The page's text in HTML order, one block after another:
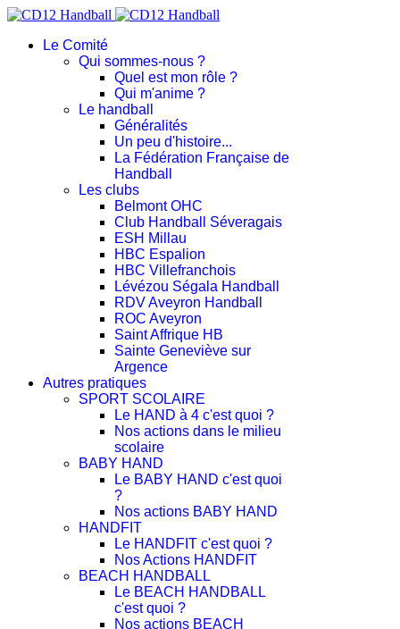
Le Comité
Qui sommes-nous ?
Quel est mon rôle ?
Qui m'anime ?
Le handball
Généralités
Un peu d'histoire...
La Fédération Française de
Handball
Les clubs
Belmont OHC
Club Handball Séveragais
ESH Millau
HBC Espalion
HBC Villefranchois
Lévézou Ségala Handball
RDV Aveyron Handball
ROC Aveyron
Saint Affrique HB
Sainte Geneviève sur
Argence
Autres pratiques
SPORT SCOLAIRE
Le HAND à 4 c'est quoi ?
Nos actions dans le milieu
scolaire
BABY HAND
Le BABY HAND c'est quoi
?
Nos actions BABY HAND
HANDFIT
Le HANDFIT c'est quoi ?
Nos Actions HANDFIT
BEACH HANDBALL
Le BEACH HANDBALL
c'est quoi ?
Nos actions BEACH